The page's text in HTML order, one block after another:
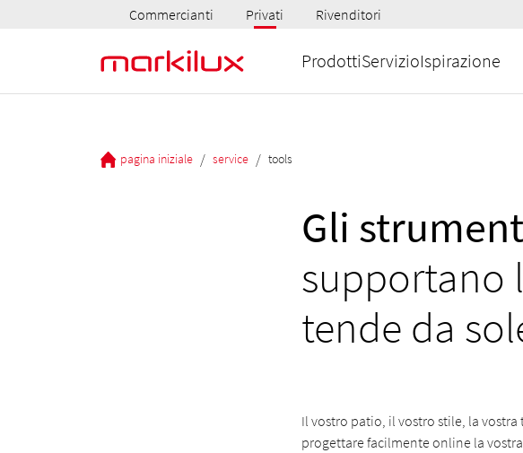
Commercianti Privati Rivenditori
ProdottiServizioIspirazione
pagina iniziale / service / tools
Gli
supportano
tende da
Il vostro patio, il vostro stile, la
progettare facilmente online la